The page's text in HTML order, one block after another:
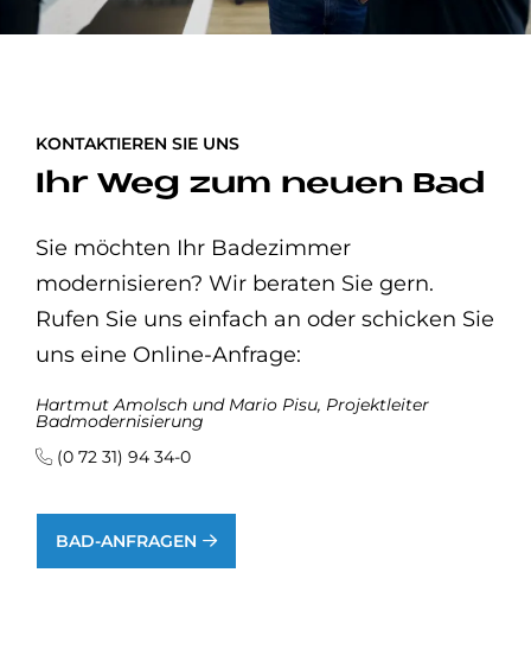
KONTAKTIEREN SIE UNS
Ihr Weg zum neuen Bad
Sie möchten Ihr Badezimmer
modernisieren? Wir beraten Sie gern.
Rufen Sie uns einfach an oder schicken Sie
uns eine Online-Anfrage:
Hartmut Amolsch und Mario Pisu, Projektleiter
Badmodernisierung
(0 72 31) 94 34-0
BAD-ANFRAGEN